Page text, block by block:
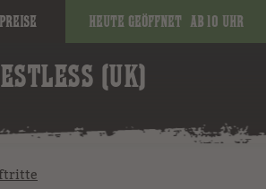
Heute geöffnet ab 10 Uhr
(UK)